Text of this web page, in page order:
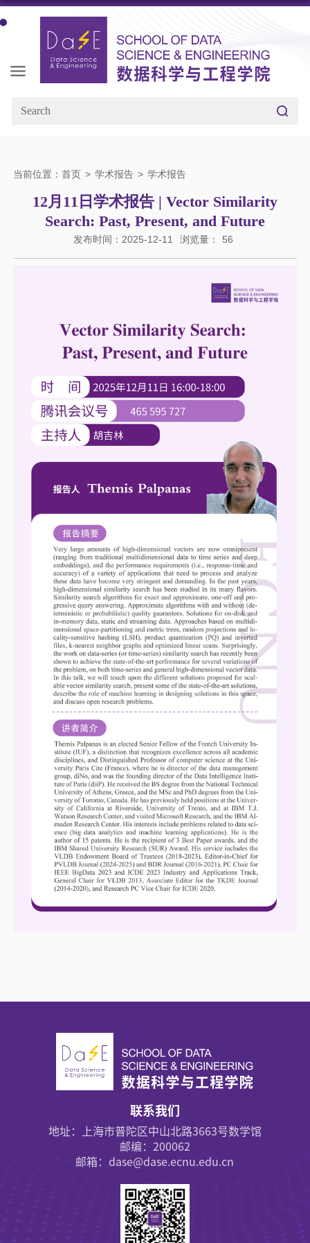
当前位置： 首页 > 学术报告 > 学术报告
12月11日学术报告 | Vector Similarity
Search: Past, Present, and Future
发布时间：2025-12-11 浏览量： 56
联系我们
地址：上海市普陀区中山北路3663号数学馆
邮编：200062
邮箱：dase@dase.ecnu.edu.cn